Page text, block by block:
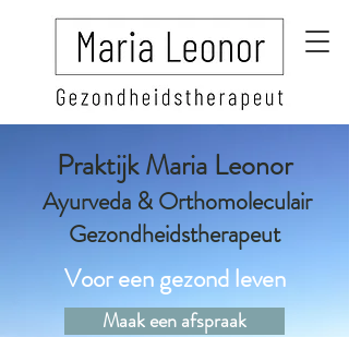
Praktijk Maria Leonor
Ayurveda & Orthomoleculair
Gezondheidstherapeut
Voor een gezond leven
Maak een afspraak